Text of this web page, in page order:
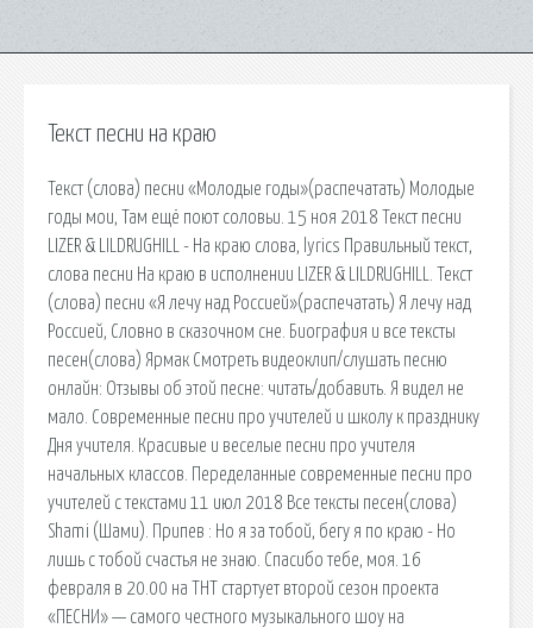
Текст песни на краю
Текст (слова) песни «Молодые годы»(распечатать) Молодые
годы мои, Там ещё поют соловьи. 15 ноя 2018 Текст песни
LIZER & LILDRUGHILL - На краю слова, lyrics Правильный текст,
слова песни На краю в исполнении LIZER & LILDRUGHILL. Текст
(слова) песни «Я лечу над Россией»(распечатать) Я лечу над
Россией, Словно в сказочном сне. Биография и все тексты
песен(слова) Ярмак Смотреть видеоклип/слушать песню
онлайн: Отзывы об этой песне: читать/добавить. Я видел не
мало. Современные песни про учителей и школу к празднику
Дня учителя. Красивые и веселые песни про учителя
начальных классов. Переделанные современные песни про
учителей с текстами 11 июл 2018 Все тексты песен(слова)
Shami (Шами). Припев : Но я за тобой, бегу я по краю - Но
лишь с тобой счастья не знаю. Спасибо тебе, моя. 16
февраля в 20.00 на ТНТ стартует второй сезон проекта
«ПЕСНИ» — самого честного музыкального шоу на